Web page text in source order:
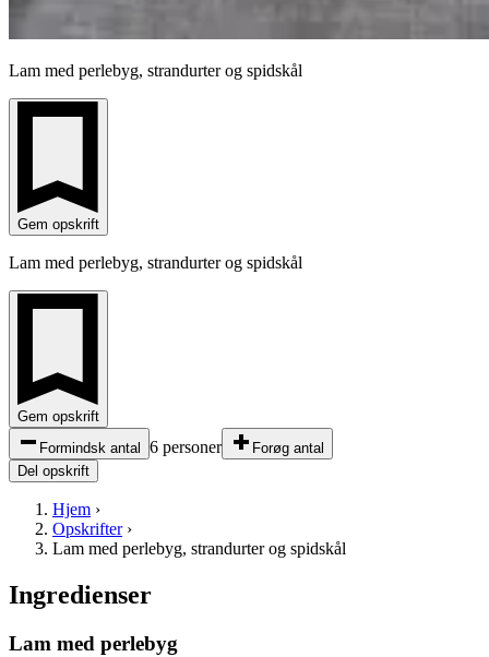
Lam med perlebyg, strandurter og spidskål
Gem opskrift
Lam med perlebyg, strandurter og spidskål
Gem opskrift
Formindsk antal
6 personer
Forøg antal
Del opskrift
Hjem ›
Opskrifter›
Lam med perlebyg, strandurter og spidskål
Ingredienser
Lam med perlebyg